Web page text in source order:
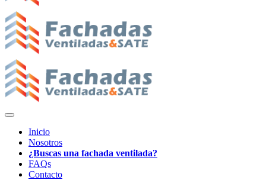
Inicio
Nosotros
¿Buscas una fachada ventilada?
FAQs
Contacto